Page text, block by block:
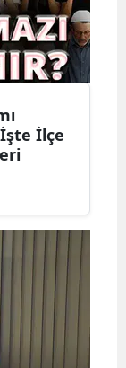
İşte İlçe